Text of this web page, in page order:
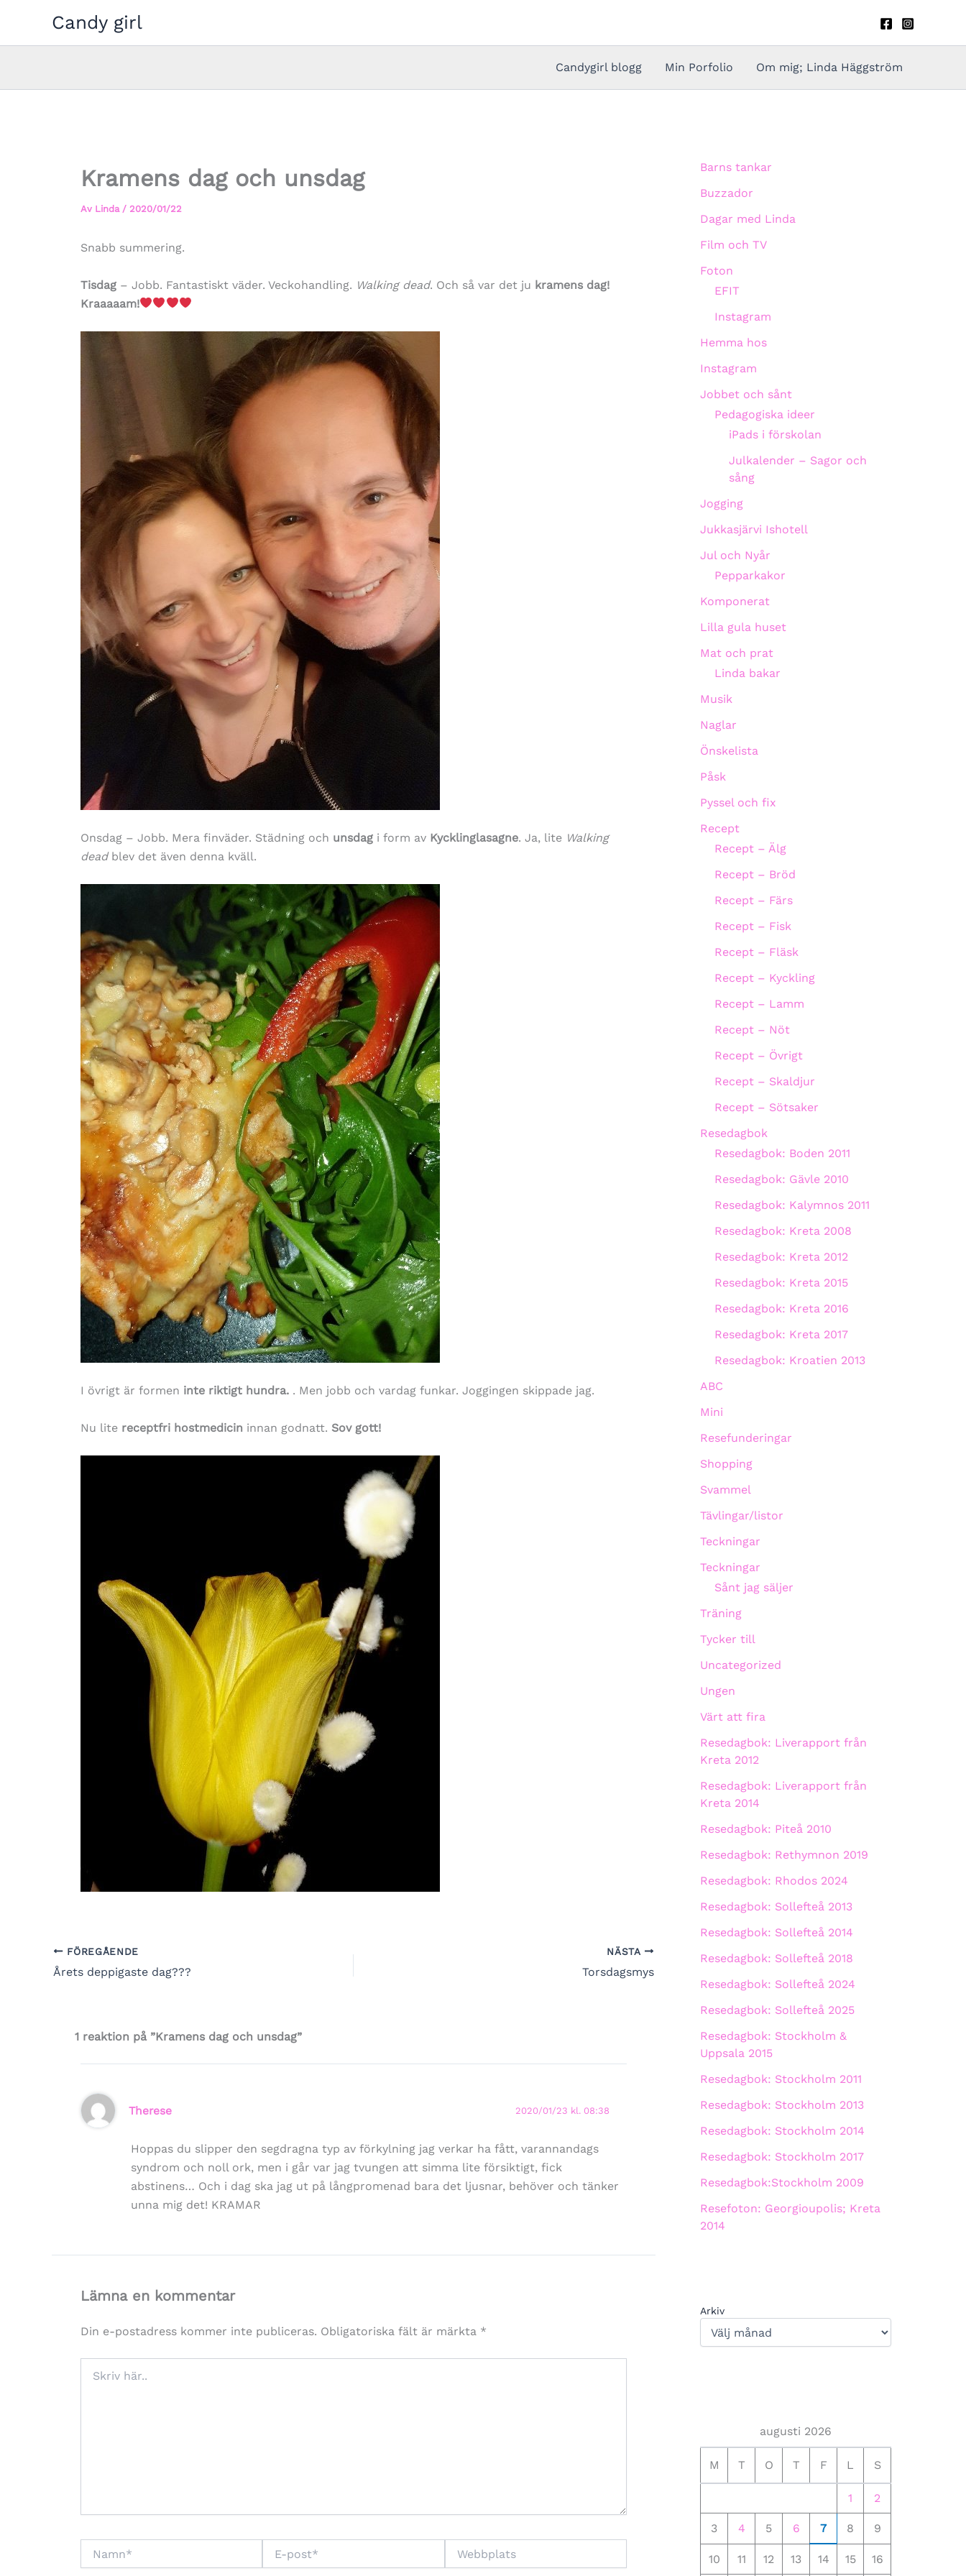
innehåll
Candy girl
Candygirl blogg Min Porfolio Om mig; Linda Häggström
Kramens dag och unsdag
Av Linda / 2020/01/22
Snabb summering.
Tisdag – Jobb. Fantastiskt väder. Veckohandling. Walking dead. Och så var det ju kramens dag!
Kraaaaam!
Onsdag – Jobb. Mera finväder. Städning och unsdag i form av Kycklinglasagne. Ja, lite Walking
deadblev det även denna kväll.
I övrigt är formen inte riktigt hundra. . Men jobb och vardag funkar. Joggingen skippade jag.
Nu lite receptfri hostmedicin innan godnatt. Sov gott!
FÖREGÅENDE
Årets deppigaste dag???
NÄSTA
Torsdagsmys
1 reaktion på ”Kramens dag och unsdag”
Therese 2020/01/23 kl. 08:38
Hoppas du slipper den segdragna typ av förkylning jag verkar ha fått, varannandags
syndrom och noll ork, men i går var jag tvungen att simma lite försiktigt, fick
abstinens… Och i dag ska jag ut på långpromenad bara det ljusnar, behöver och tänker
unna mig det! KRAMAR
Lämna en kommentar
Din e-postadress kommer inte publiceras. Obligatoriska fält är märkta *
här..
post*
Barns tankar
Buzzador
Dagar med Linda
Film och TV
Foton
EFIT
Instagram
Hemma hos
Instagram
Jobbet och sånt
Pedagogiska ideer
iPads i förskolan
Julkalender – Sagor och
sång
Jogging
Jukkasjärvi Ishotell
Jul och Nyår
Pepparkakor
Komponerat
Lilla gula huset
Mat och prat
Linda bakar
Musik
Naglar
Önskelista
Påsk
Pyssel och fix
Recept
Recept – Älg
Recept – Bröd
Recept – Färs
Recept – Fisk
Recept – Fläsk
Recept – Kyckling
Recept – Lamm
Recept – Nöt
Recept – Övrigt
Recept – Skaldjur
Recept – Sötsaker
Resedagbok
Resedagbok: Boden 2011
Resedagbok: Gävle 2010
Resedagbok: Kalymnos 2011
Resedagbok: Kreta 2008
Resedagbok: Kreta 2012
Resedagbok: Kreta 2015
Resedagbok: Kreta 2016
Resedagbok: Kreta 2017
Resedagbok: Kroatien 2013
ABC
Mini
Resefunderingar
Shopping
Svammel
Tävlingar/listor
Teckningar
Teckningar
Sånt jag säljer
Träning
Tycker till
Uncategorized
Ungen
Värt att fira
Resedagbok: Liverapport från
Kreta 2012
Resedagbok: Liverapport från
Kreta 2014
Resedagbok: Piteå 2010
Resedagbok: Rethymnon 2019
Resedagbok: Rhodos 2024
Resedagbok: Sollefteå 2013
Resedagbok: Sollefteå 2014
Resedagbok: Sollefteå 2018
Resedagbok: Sollefteå 2024
Resedagbok: Sollefteå 2025
Resedagbok: Stockholm &
Uppsala 2015
Resedagbok: Stockholm 2011
Resedagbok: Stockholm 2013
Resedagbok: Stockholm 2014
Resedagbok: Stockholm 2017
Resedagbok:Stockholm 2009
Resefoton: Georgioupolis; Kreta
2014
Arkiv
augusti 2026
M T O T F L S
1 2
3 4 5 6 7 8 9
10 11 12 13 14 15 16